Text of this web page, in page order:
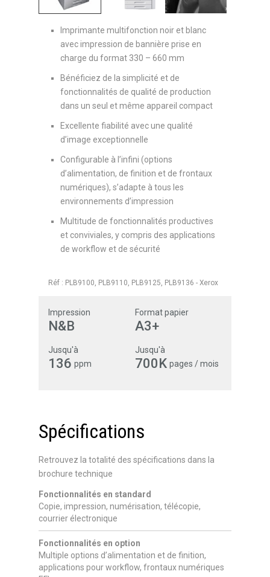
Imprimante multifonction noir et blanc
avec impression de bannière prise en
charge du format 330 – 660 mm
Bénéficiez de la simplicité et de
fonctionnalités de qualité de production
dans un seul et même appareil compact
Excellente fiabilité avec une qualité
d’image exceptionnelle
Configurable à l’infini (options
d’alimentation, de finition et de frontaux
numériques), s’adapte à tous les
environnements d’impression
Multitude de fonctionnalités productives
et conviviales, y compris des applications
de workflow et de sécurité
Réf : PLB9100, PLB9110, PLB9125, PLB9136 - Xerox
Impression
N&B
Format papier
A3+
Jusqu'à
136 ppm
Jusqu'à
700K pages / mois
Spécifications
Retrouvez la totalité des spécifications dans la
brochure technique
Fonctionnalités en standard
Copie, impression, numérisation, télécopie,
courrier électronique
Fonctionnalités en option
Multiple options d’alimentation et de finition,
applications pour workflow, frontaux numériques